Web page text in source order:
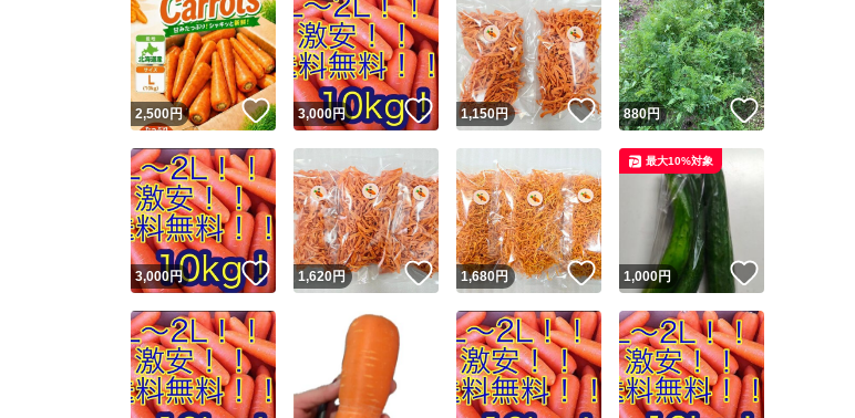
安心取引出品者
安心取引出品者 Yahoo!フリマの基準をクリアした安心
取引実績
取引実績◯+ このユーザーはYahoo!フリマの取引を
他フリマ実績◯+ このユーザーは他フリマサービスでの
スピード&安心発送
※このバッジは実績に基づく表示であり、発送を保証しているものでは
スピード＆安心発送
このユーザーは高頻度で24時間以内＆
ます
この商品の情報をコピーしま
商品画像の無断転載は禁止されています
コピーは
1商品につき1回です
出品ページへ
キャンセル
2,500円 いいね！
3,000円 いいね！
1,150円 いいね！
880円 いいね！
3,000円 いいね！
1,620円 いいね！
1,680円 いいね！
1,000円
最大10%対象